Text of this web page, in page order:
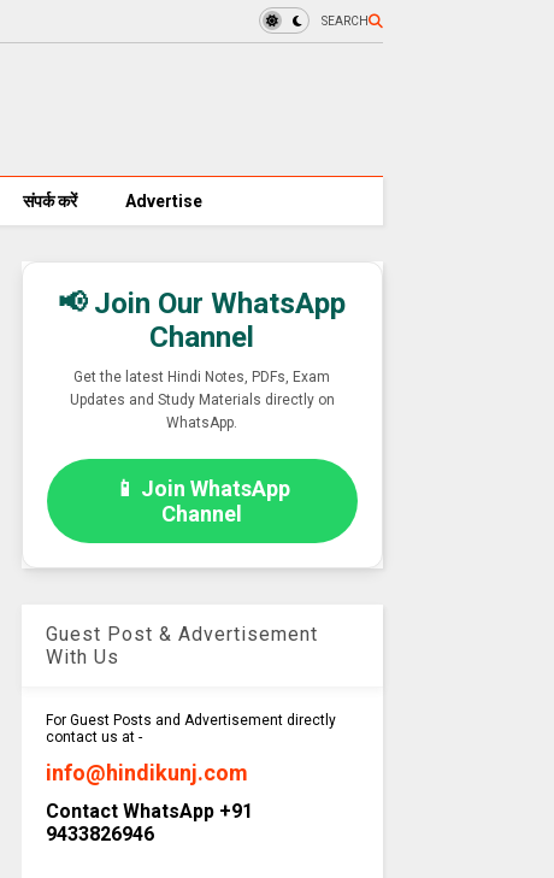
SEARCH
संपर्क करें Advertise
📢 Join Our WhatsApp
Channel
Get the latest Hindi Notes, PDFs, Exam
Updates and Study Materials directly on
WhatsApp.
📱 Join WhatsApp
Channel
Guest Post & Advertisement
With Us
For Guest Posts and Advertisement directly
contact us at -
info@hindikunj.com
Contact WhatsApp +91
9433826946